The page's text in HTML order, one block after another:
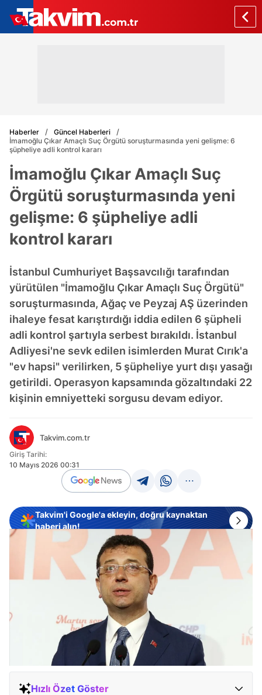
Haberler
Güncel Haberleri
İmamoğlu Çıkar Amaçlı Suç Örgütü soruşturmasında yeni gelişme: 6
şüpheliye adli kontrol kararı
İmamoğlu Çıkar Amaçlı Suç
Örgütü soruşturmasında yeni
gelişme: 6 şüpheliye adli
kontrol kararı
İstanbul Cumhuriyet Başsavcılığı tarafından
yürütülen "İmamoğlu Çıkar Amaçlı Suç Örgütü"
soruşturmasında, Ağaç ve Peyzaj AŞ üzerinden
ihaleye fesat karıştırdığı iddia edilen 6 şüpheli
adli kontrol şartıyla serbest bırakıldı. İstanbul
Adliyesi'ne sevk edilen isimlerden Murat Cırık'a
"ev hapsi" verilirken, 5 şüpheliye yurt dışı yasağı
getirildi. Operasyon kapsamında gözaltındaki 22
kişinin emniyetteki sorgusu devam ediyor.
Takvim.com.tr
Giriş Tarihi:
10 Mayıs 2026 00:31
Takvim'i Google'a ekleyin, doğru kaynaktan
haberi alın!
Hızlı Özet Göster